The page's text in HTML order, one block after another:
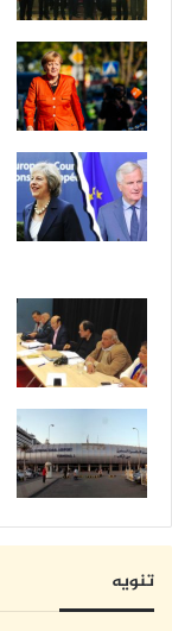
تنويه